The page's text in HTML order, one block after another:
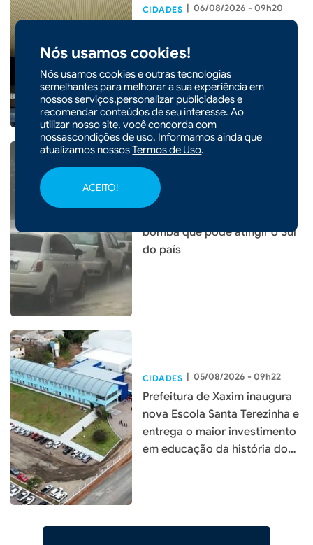
Nós usamos cookies!
Nós usamos cookies e outras tecnologias
semelhantes para melhorar a sua experiência em
nossos serviços,personalizar publicidades e
recomendar conteúdos de seu interesse. Ao
utilizar nosso site, você concorda com
nossascondições de uso. Informamos ainda que
atualizamos nossosTermos de Uso.
ACEITO!
CIDADES | 06/08/2026 - 09h20
baixa taxa Selic para 14% ao
ano
05/08/2026 - 14h54
bomba que pode atingir o Sul
do país
CIDADES | 05/08/2026 - 09h22
Prefeitura de Xaxim inaugura
nova Escola Santa Terezinha e
entrega o maior investimento
em educação da história do